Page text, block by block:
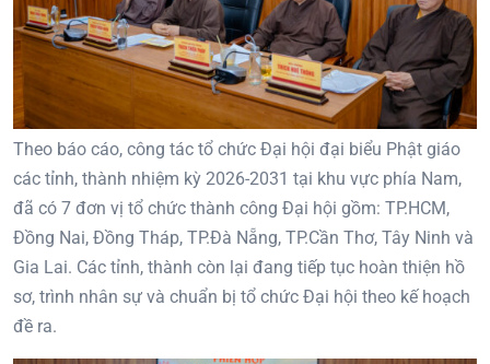
Theo báo cáo, công tác tổ chức Đại hội đại biểu Phật giáo
các tỉnh, thành nhiệm kỳ 2026-2031 tại khu vực phía Nam,
đã có 7 đơn vị tổ chức thành công Đại hội gồm: TP.HCM,
Đồng Nai, Đồng Tháp, TP.Đà Nẵng, TP.Cần Thơ, Tây Ninh và
Gia Lai. Các tỉnh, thành còn lại đang tiếp tục hoàn thiện hồ
sơ, trình nhân sự và chuẩn bị tổ chức Đại hội theo kế hoạch
đề ra.